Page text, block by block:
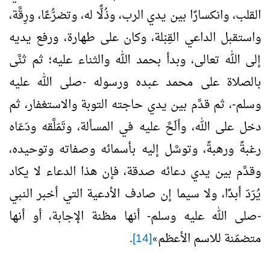
القلب، وانكسارًا بين يدي الرب، وذُلًّا له، وتضرُّعًا، ورِقَّة،
واستقبل الداعي القِبْلة، وكان على طهارة، ورفع يديه
إلى الله تعالى، وبدأ بحمد الله والثناء عليه؛ ثم ثنَّى
بالصلاة على محمد عبده ورسوله -صلى الله عليه
وسلم-، ثم قدَّم بين يدي حاجته التوبة والاستغفار، ثم
دخل على الله، وألَحَّ عليه في المسألة، وتَمَلَّقه ودَعَاه
رغبةً ورهبةً، وتوسَّل إليه بأسمائه وصفاته وتوحيده،
وقدَّم بين يدي دعائه صدقة، فإن هذا الدعاء لا يكاد
يُرَدّ أبدًا، ولا سيما إن صادف الأدعية التي أخبر النبي
-صلى الله عليه وسلم- أنها مظنة الإجابة، أو أنها
متضمّنة للاسم الأعظم»
[14]
.